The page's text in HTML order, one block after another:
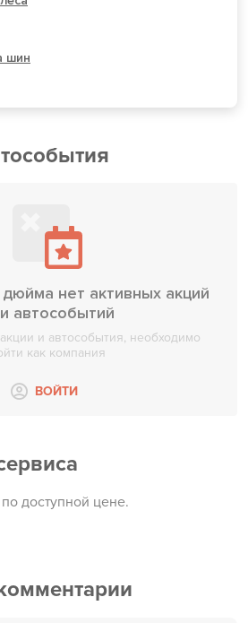
шин
нет активных акций
автособытий
и автособытия, необходимо
как компания
ВОЙТИ
доступной цене.